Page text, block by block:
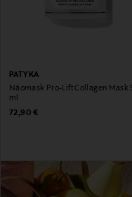
PATYKA
Näomask Pro-Lift Collagen Mask
ml
Original Price
72,90 €